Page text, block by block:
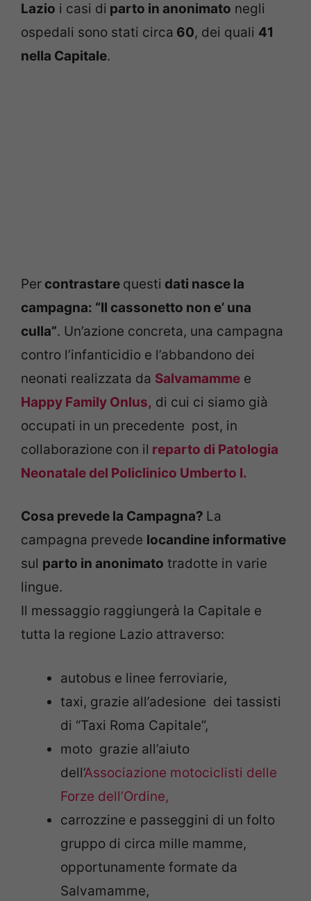
Lazio i casi di parto in anonimato negli
ospedali sono stati circa 60, dei quali 41
nella Capitale.
Per contrastare questi dati nasce la
campagna: “Il cassonetto non e’ una
culla”. Un’azione concreta, una campagna
contro l’infanticidio e l’abbandono dei
neonati realizzata da Salvamamme e
Happy Family Onlus, di cui ci siamo già
occupati in un precedente post, in
collaborazione con il reparto di Patologia
Neonatale del Policlinico Umberto I.
Cosa prevede la Campagna? La
campagna prevede locandine informative
sul parto in anonimato tradotte in varie
lingue.
Il messaggio raggiungerà la Capitale e
tutta la regione Lazio attraverso:
autobus e linee ferroviarie,
taxi, grazie all’adesione dei tassisti
di “Taxi Roma Capitale”,
moto grazie all’aiuto
dell’Associazione motociclisti delle
Forze dell’Ordine,
carrozzine e passeggini di un folto
gruppo di circa mille mamme,
opportunamente formate da
Salvamamme,